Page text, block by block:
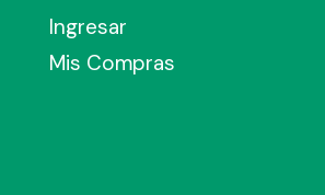
Ingresar
Mis Compras